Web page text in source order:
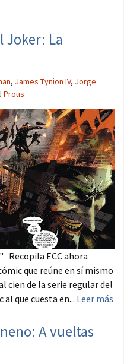
Joker: La
, James Tynion IV, Jorge
Prous
Recopila ECC ahora
que reúne en sí mismo
cien de la serie regular del
al que cuesta en... Leer más
A vueltas